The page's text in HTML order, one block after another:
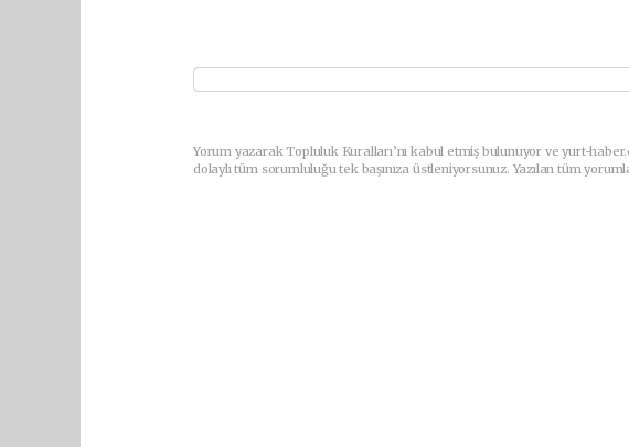
Yorum yazarak Topluluk Kuralları’nı kabul etmiş bulunuyor ve yurt-
dolaylı tüm sorumluluğu tek başınıza üstleniyorsunuz. Yazılan tüm